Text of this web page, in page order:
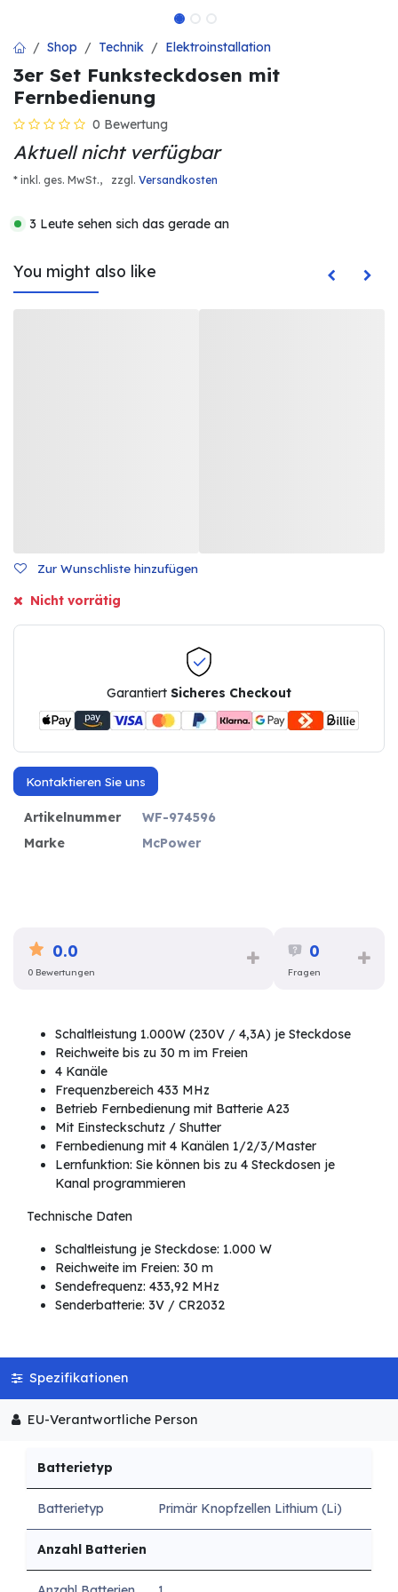
Shop Technik Elektroinstallation
3er Set Funksteckdosen mit
Fernbedienung
0 Bewertung
Aktuell nicht verfügbar
* inkl. ges. MwSt., zzgl. Versandkosten
3 Leute sehen sich das gerade an
You might also like
Zur Wunschliste hinzufügen
Nicht vorrätig
Garantiert Sicheres Checkout
Kontaktieren Sie uns
Artikelnummer
WF-974596
Marke
McPower
0.0
0 Bewertungen
0
Fragen
Schaltleistung 1.000W (230V / 4,3A) je Steckdose
Reichweite bis zu 30 m im Freien
4 Kanäle
Frequenzbereich 433 MHz
Betrieb Fernbedienung mit Batterie A23
Mit Einsteckschutz / Shutter
Fernbedienung mit 4 Kanälen 1/2/3/Master
Lernfunktion: Sie können bis zu 4 Steckdosen je
Kanal programmieren
Technische Daten
Schaltleistung je Steckdose: 1.000 W
Reichweite im Freien: 30 m
Sendefrequenz: 433,92 MHz
Senderbatterie: 3V / CR2032
Spezifikationen
EU-Verantwortliche Person
Batterietyp
Batterietyp Primär Knopfzellen Lithium (Li)
Anzahl Batterien